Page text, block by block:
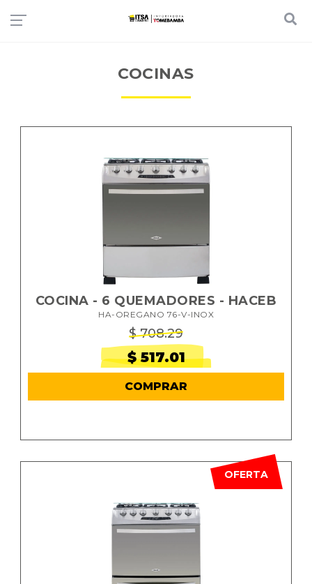
COCINAS
COCINA - 6 QUEMADORES - HACEB
HA-OREGANO 76-V-INOX
$ 708.29
$ 517.01
COMPRAR
OFERTA